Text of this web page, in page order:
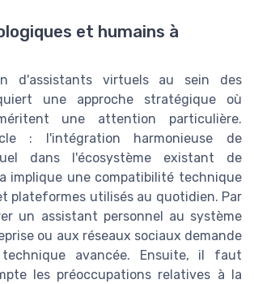
et humains à
d'assistants virtuels au sein des
une approche stratégique où
une attention particulière.
: l'intégration harmonieuse de
dans l'écosystème existant de
implique une compatibilité technique
plateformes utilisés au quotidien. Par
un assistant personnel au système
ou aux réseaux sociaux demande
avancée. Ensuite, il faut
les préoccupations relatives à la